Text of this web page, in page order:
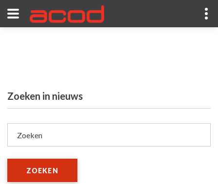
Zoeken in nieuws
Zoeken
ZOEKEN